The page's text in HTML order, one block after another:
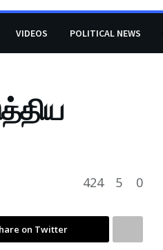
VIDEOS POLITICAL NEWS
424 5 0
on Twitter